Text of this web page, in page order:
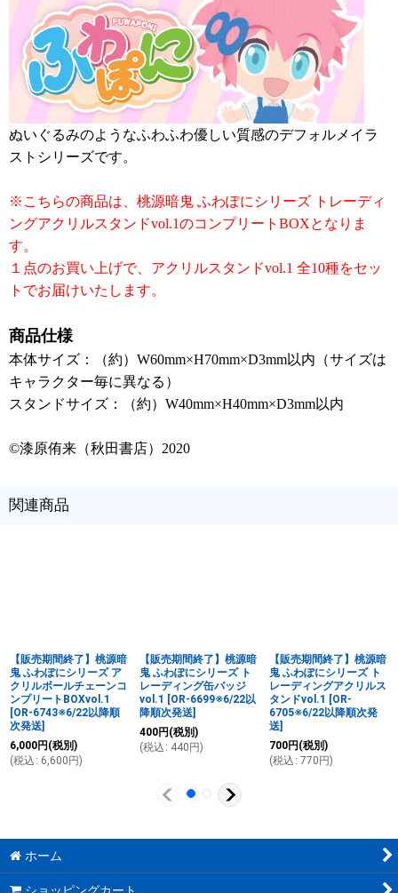
ぬいぐるみのようなふわふわ優しい質感のデフォルメイラ
ストシリーズです。
※こちらの商品は、桃源暗鬼 ふわぽにシリーズ トレーディ
ングアクリルスタンドvol.1のコンプリートBOXとなりま
す。
１点のお買い上げで、アクリルスタンドvol.1 全10種をセッ
トでお届けいたします。
商品仕様
本体サイズ：（約）W60mm×H70mm×D3mm以内（サイズは
キャラクター毎に異なる）
スタンドサイズ：（約）W40mm×H40mm×D3mm以内
©漆原侑来（秋田書店）2020
関連商品
【販売期間終了】桃源暗
鬼 ふわぽにシリーズ ア
クリルボールチェーンコ
ンプリートBOXvol.1
[OR-6743※6/22以降順
次発送]
6,000円(税別)
(税込 : 6,600円)
【販売期間終了】桃源暗
鬼 ふわぽにシリーズ ト
レーディング缶バッジ
vol.1 [OR-6699※6/22以
降順次発送]
400円(税別)
(税込 : 440円)
【販売期間終了】桃源暗
鬼 ふわぽにシリーズ ト
レーディングアクリルス
タンドvol.1 [OR-
6705※6/22以降順次発
送]
700円(税別)
(税込 : 770円)
ホーム